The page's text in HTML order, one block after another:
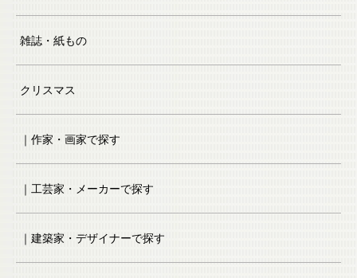
雑誌・紙もの
クリスマス
｜作家・画家で探す
｜工芸家・メーカーで探す
｜建築家・デザイナーで探す